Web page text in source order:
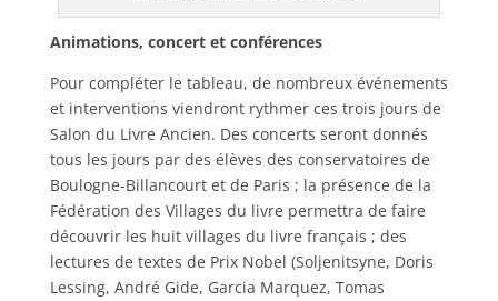
Animations, concert et conférences
Pour compléter le tableau, de nombreux événements
et interventions viendront rythmer ces trois jours de
Salon du Livre Ancien. Des concerts seront donnés
tous les jours par des élèves des conservatoires de
Boulogne-Billancourt et de Paris ; la présence de la
Fédération des Villages du livre permettra de faire
découvrir les huit villages du livre français ; des
lectures de textes de Prix Nobel (Soljenitsyne, Doris
Lessing, André Gide, Garcia Marquez, Tomas